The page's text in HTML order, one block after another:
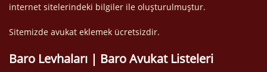
internet sitelerindeki bilgiler ile oluşturulmuştur.
Sitemizde avukat eklemek ücretsizdir.
Baro Levhaları | Baro Avukat Listeleri